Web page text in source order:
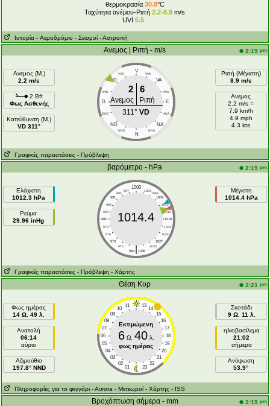
θερμοκρασία 30.8°C
Ταχύτητα ανέμου-Ριπή 2.2-8.9 m/s
UVI 5.5
Ιστορία - Aεροδρόμιο - Σεισμοί - Αστραπή
Ανεμος | Ριπή - m/s 2:19 pm
Ανεμος (Μ.)
2.2 m/s
2 Bft
Φως Ασθενής
Κατεύθυνση (Μ.)
VD 311°
V
VVD VVA
VD VA
DVD AVA
D E
DND ANA
ND NA
NND NNA
N
2 6
Ανεμος
Ριπή
311°VD
Ριπή (Μέγιστη)
8.9 m/s
Ανεμος
2.2 m/s =
7.9 km/h
4.9 mph
4.3 kts
Γραφικές παραστάσεις - Πρόβλεψη
βαρόμετρο - hPa 2:19 pm
Ελάχιστη
1012.3 hPa
Ρεύμα
29.96 inHg
1000
997 1003
994
1006
991
1009
988
1012
985
1015
982
1018
979
1021
976
1024
973
1027
970
1030
|
964 1036
1014.4
Μέγιστη
1014.4 hPa
Γραφικές παραστάσεις - Πρόβλεψη - Χάρτης
Θέση Κυρ 2:21 pm
Φως ημέρας
14 Ω. 49 λ.
Ανατολή
06:14
αύριο
Aζιμούθιο
197.8° NND
11 13
10
14
09
15
08
16
07
17
06
18
05
19
04
20
03
21
02
22
01 23
Εκτιμώμενη
6Ω. 40λ.
φως ημέρας
Σκοτάδι
9 Ω. 11 λ.
ηλιοβασίλεμα
21:02
σήμερα
Ανύψωση
53.9°
Πληροφορίες για το φεγγάρι - Αυrora - Μετεωροί - Χάρτης - ISS
Βροχόπτωση σήμερα - mm 2:19 pm